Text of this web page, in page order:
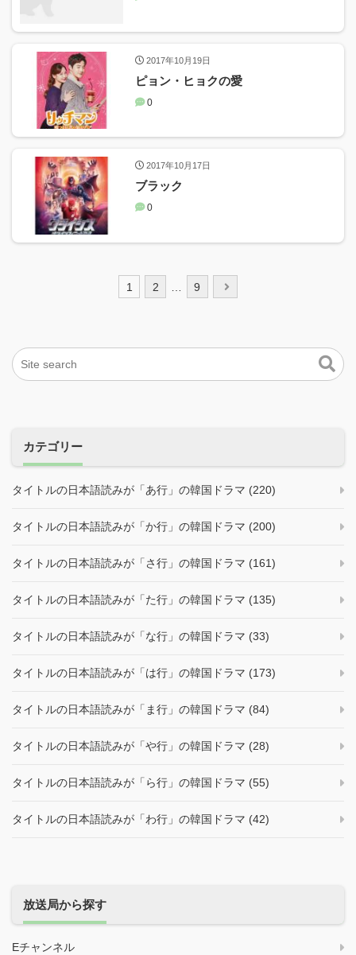
2017年10月19日
ピョン・ヒョクの愛
0
2017年10月17日
ブラック
0
ゲ
ー
1 2 9
カテゴリー
タイトルの日本語読みが「あ行」の韓国ドラマ (220)
タイトルの日本語読みが「か行」の韓国ドラマ (200)
タイトルの日本語読みが「さ行」の韓国ドラマ (161)
タイトルの日本語読みが「た行」の韓国ドラマ (135)
タイトルの日本語読みが「な行」の韓国ドラマ (33)
タイトルの日本語読みが「は行」の韓国ドラマ (173)
タイトルの日本語読みが「ま行」の韓国ドラマ (84)
タイトルの日本語読みが「や行」の韓国ドラマ (28)
タイトルの日本語読みが「ら行」の韓国ドラマ (55)
タイトルの日本語読みが「わ行」の韓国ドラマ (42)
放送局から探す
Eチャンネル